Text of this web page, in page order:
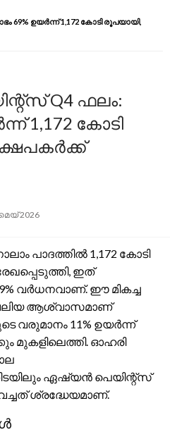
69% ഉയർന്ന് 1,172 കോടി രൂപയായി,
Q4 ഫലം:
1,172 കോടി
2026
പാദത്തിൽ 1,172 കോടി
ഇത്
വർധനവാണ്. ഈ മികച്ച
ആശ്വാസമാണ്
വരുമാനം 11% ഉയർന്ന്
മുകളിലെത്തി. ഓഹരി
ഏഷ്യൻ പെയിന്റ്സ്
ശ്രദ്ധേയമാണ്.